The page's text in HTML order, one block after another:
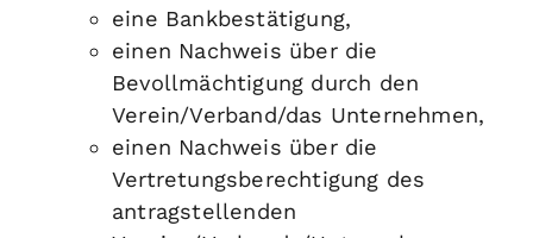
eine Bankbestätigung,
einen Nachweis über die
Bevollmächtigung durch den
Verein/Verband/das Unternehmen,
einen Nachweis über die
Vertretungsberechtigung des
antragstellenden